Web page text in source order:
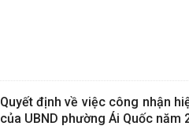
Quyết định về việc công nhận
của UBND phường Ái Quốc năm